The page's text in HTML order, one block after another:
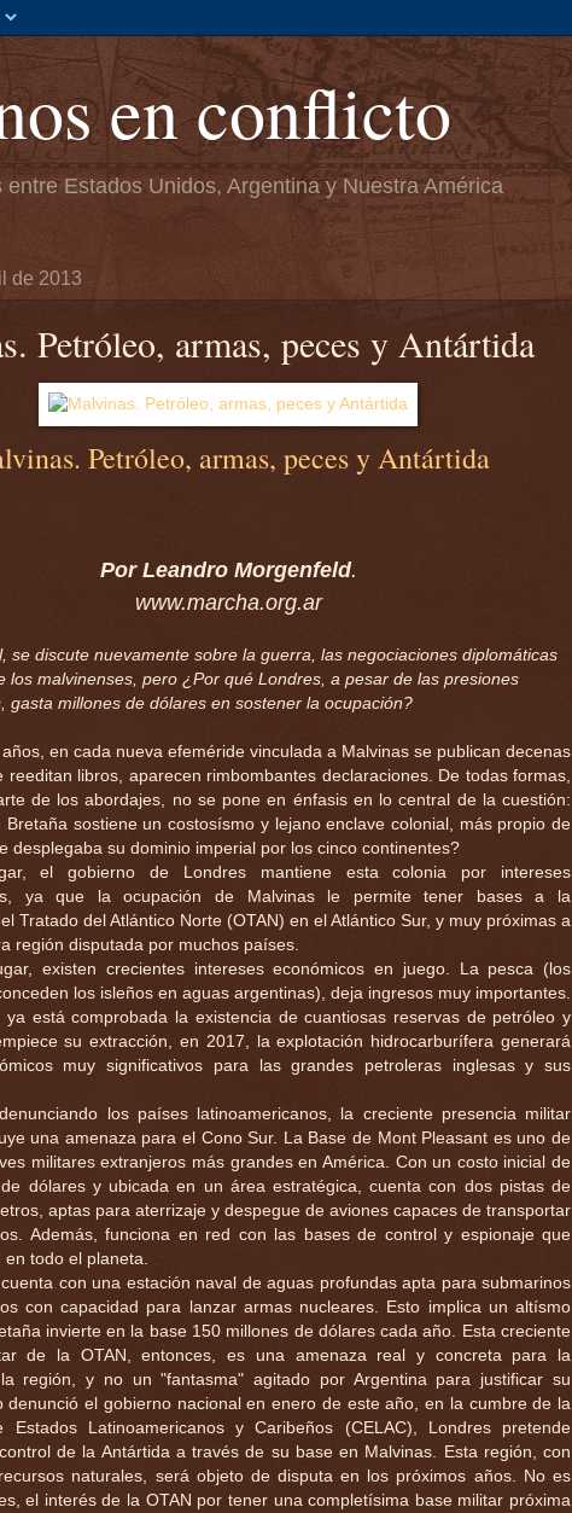
en conflicto
entre Estados Unidos, Argentina y Nuestra América
de 2013
Petróleo, armas, peces y Antártida
Petróleo, armas, peces y Antártida
Por Leandro Morgenfeld.
www.marcha.org.ar
se discute nuevamente sobre la guerra, las negociaciones diplomáticas
los malvinenses, pero ¿Por qué Londres, a pesar de las presiones
gasta millones de dólares en sostener la ocupación?
en cada nueva efeméride vinculada a Malvinas se publican decenas
reeditan libros, aparecen rimbombantes declaraciones. De todas formas,
de los abordajes, no se pone en énfasis en lo central de la cuestión:
Bretaña sostiene un costosísmo y lejano enclave colonial, más propio de
desplegaba su dominio imperial por los cinco continentes?
el gobierno de Londres mantiene esta colonia por intereses
ya que la ocupación de Malvinas le permite tener bases a la
Tratado del Atlántico Norte (OTAN) en el Atlántico Sur, y muy próximas a
región disputada por muchos países.
existen crecientes intereses económicos en juego. La pesca (los
los isleños en aguas argentinas), deja ingresos muy importantes.
ya está comprobada la existencia de cuantiosas reservas de petróleo y
su extracción, en 2017, la explotación hidrocarburífera generará
muy significativos para las grandes petroleras inglesas y sus
los países latinoamericanos, la creciente presencia militar
una amenaza para el Cono Sur. La Base de Mont Pleasant es uno de
militares extranjeros más grandes en América. Con un costo inicial de
dólares y ubicada en un área estratégica, cuenta con dos pistas de
aptas para aterrizaje y despegue de aviones capaces de transportar
Además, funciona en red con las bases de control y espionaje que
todo el planeta.
con una estación naval de aguas profundas apta para submarinos
con capacidad para lanzar armas nucleares. Esto implica un altísmo
invierte en la base 150 millones de dólares cada año. Esta creciente
de la OTAN, entonces, es una amenaza real y concreta para la
región, y no un "fantasma" agitado por Argentina para justificar su
denunció el gobierno nacional en enero de este año, en la cumbre de la
Estados Latinoamericanos y Caribeños (CELAC), Londres pretende
de la Antártida a través de su base en Malvinas. Esta región, con
naturales, será objeto de disputa en los próximos años. No es
el interés de la OTAN por tener una completísima base militar próxima